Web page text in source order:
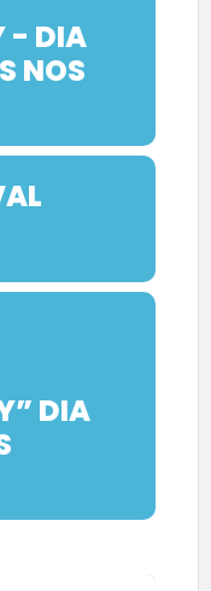
- DIA
NOS
DIA